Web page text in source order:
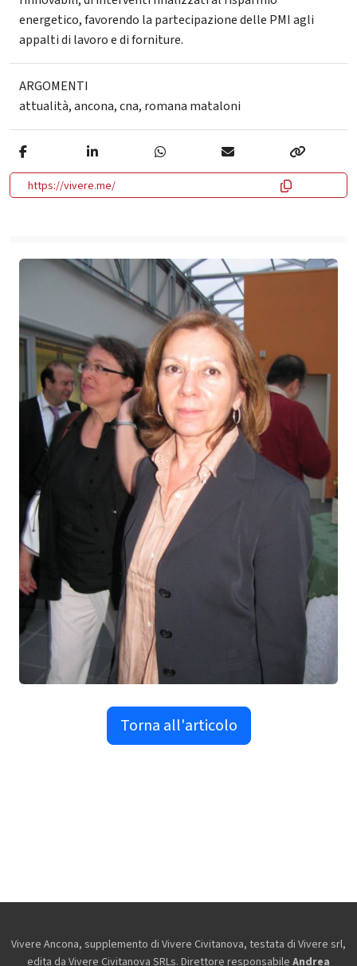
energetico, favorendo la partecipazione delle PMI agli
appalti di lavoro e di forniture.
ARGOMENTI
attualità,ancona,cna, romana mataloni
https://vivere.me/
Torna all'articolo
Vivere Ancona, supplemento di Vivere Civitanova, testata di Vivere srl,
edita da Vivere Civitanova SRLs. Direttore responsabile Andrea